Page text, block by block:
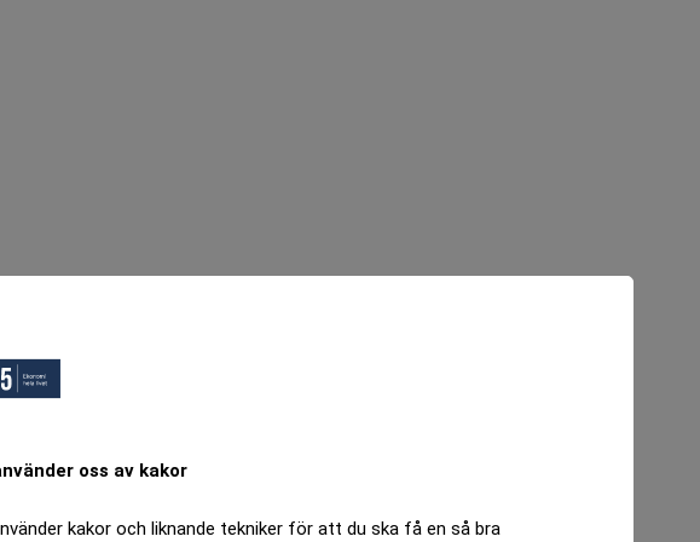
oss av kakor
kakor och liknande tekniker för att du ska få en så bra